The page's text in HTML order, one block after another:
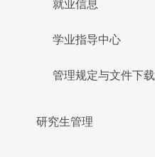
就业信息
学业指导中心
管理规定与文件下载
研究生管理